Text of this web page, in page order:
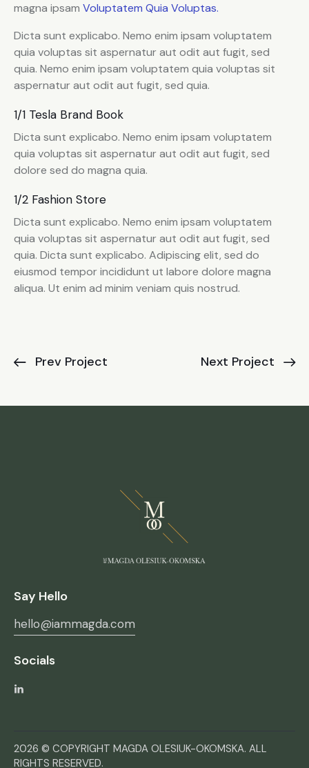
magna ipsam Voluptatem Quia Voluptas.
Dicta sunt explicabo. Nemo enim ipsam voluptatem
quia voluptas sit aspernatur aut odit aut fugit, sed
quia. Nemo enim ipsam voluptatem quia voluptas sit
aspernatur aut odit aut fugit, sed quia.
1/1 Tesla Brand Book
Dicta sunt explicabo. Nemo enim ipsam voluptatem
quia voluptas sit aspernatur aut odit aut fugit, sed
dolore sed do magna quia.
1/2 Fashion Store
Dicta sunt explicabo. Nemo enim ipsam voluptatem
quia voluptas sit aspernatur aut odit aut fugit, sed
quia. Dicta sunt explicabo. Adipiscing elit, sed do
eiusmod tempor incididunt ut labore dolore magna
aliqua. Ut enim ad minim veniam quis nostrud.
Prev Project Next Project
Say Hello
hello@iammagda.com
Socials
2026 © COPYRIGHT MAGDA OLESIUK-OKOMSKA. ALL
RIGHTS RESERVED.